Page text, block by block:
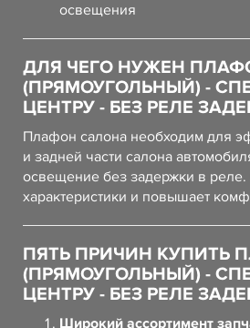
освещения
ДЛЯ ЧЕГО НУЖЕН
(ПРЯМОУГОЛЬНЫЙ) -
ЦЕНТРУ - БЕЗ РЕЛЕ
Плафон салона необходим для
и задней части салона
освещение без задержки в
характеристики и повышает
ПЯТЬ ПРИЧИН КУПИТЬ
(ПРЯМОУГОЛЬНЫЙ) -
ЦЕНТРУ - БЕЗ РЕЛЕ
Широкий ассортимент